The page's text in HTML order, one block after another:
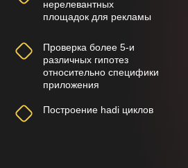
нерелевантных
площадок для рекламы
Проверка более 5-и
различных гипотез
относительно специфики
приложения
Построение hadi циклов